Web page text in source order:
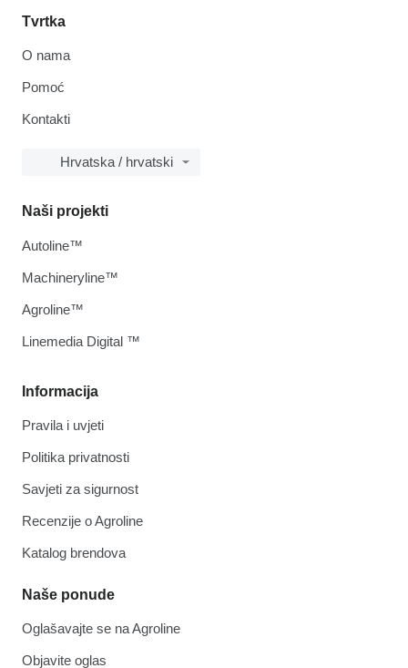
Tvrtka
O nama
Pomoć
Kontakti
Hrvatska / hrvatski
Informacija
Pravila i uvjeti
Politika privatnosti
Savjeti za sigurnost
Recenzije o Agroline
Katalog brendova
Naše ponude
Oglašavajte se na Agroline
Objavite oglas
Naši projekti
Autoline™
Machineryline™
Agroline™
Linemedia Digital ™